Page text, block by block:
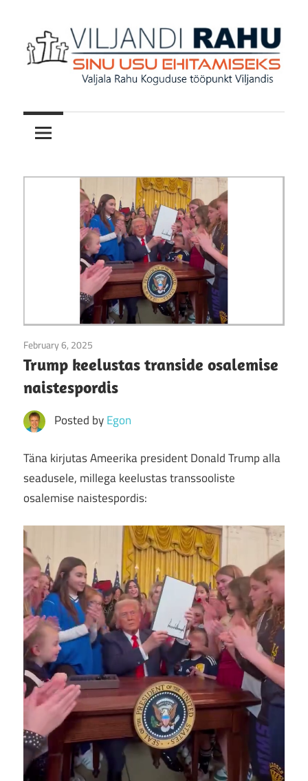
content
Viljandi
Rahu
Rahu
Koguduse
Viljandis
February 6, 2025
Trump keelustas transide osalemise
naistespordis
Posted byEgon
Täna kirjutas Ameerika president Donald Trump alla
seadusele, millega keelustas transsooliste
osalemise naistespordis: